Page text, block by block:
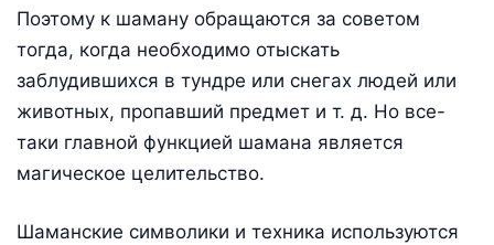
Поэтому к шаману обращаются за советом
тогда, когда необходимо отыскать
заблудившихся в тундре или снегах людей или
животных, пропавший предмет и т. д. Но все-
таки главной функцией шамана является
магическое целительство.
Шаманские символики и техника используются